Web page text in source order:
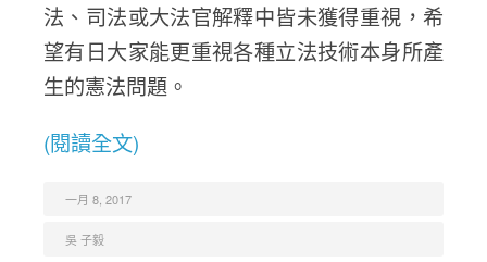
法、司法或大法官解釋中皆未獲得重視，希
望有日大家能更重視各種立法技術本身所產
生的憲法問題。
(閱讀全文)
一月 8, 2017
吳 子毅